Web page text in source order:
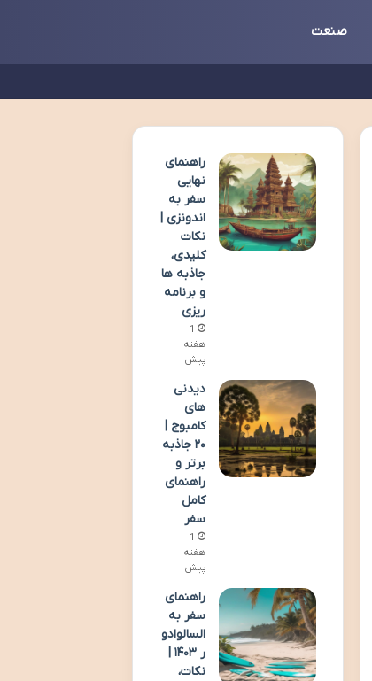
صنعت
راهنمای
نهایی
سفر به
اندونزی |
نکات
کلیدی،
جاذبه ها
و برنامه
ریزی
1
هفته
پیش
دیدنی
های
کامبوج |
۲۰ جاذبه
برتر و
راهنمای
کامل
سفر
1
هفته
پیش
راهنمای
سفر به
السالوادو
ر ۱۴۰۳ |
نکات،